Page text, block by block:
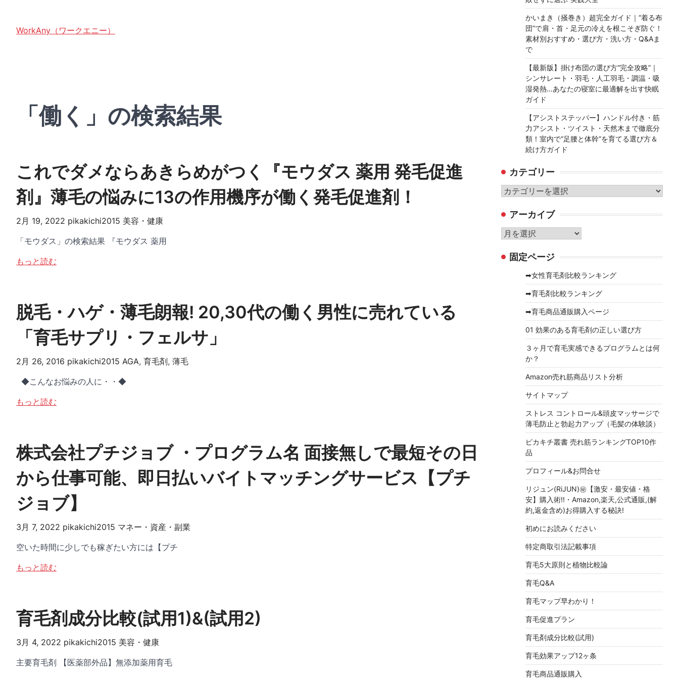
WorkAny（ワークエニー）
「働く」の検索結果
これでダメならあきらめがつく『モウダス 薬用 発毛促進
剤』薄毛の悩みに13の作用機序が働く発毛促進剤！
2月 19, 2022 pikakichi2015 美容・健康
「モウダス」の検索結果 『モウダス 薬用
もっと読む
脱毛・ハゲ・薄毛朗報! 20,30代の働く男性に売れている
「育毛サプリ・フェルサ」
2月 26, 2016 pikakichi2015 AGA, 育毛剤, 薄毛
◆こんなお悩みの人に・・◆
もっと読む
株式会社プチジョブ ・プログラム名 面接無しで最短その日
から仕事可能、即日払いバイトマッチングサービス【プチ
ジョブ】
3月 7, 2022 pikakichi2015 マネー・資産・副業
空いた時間に少しでも稼ぎたい方には【プチ
もっと読む
育毛剤成分比較(試用1)&(試用2)
3月 4, 2022 pikakichi2015 美容・健康
主要育毛剤 【医薬部外品】無添加薬用育毛
かいまき（掻巻き）超完全ガイド｜“着る布
団”で肩・首・足元の冷えを根こそぎ防ぐ！
素材別おすすめ・選び方・洗い方・Q&Aま
で
【最新版】掛け布団の選び方“完全攻略”｜
シンサレート・羽毛・人工羽毛・調温・吸
湿発熱…あなたの寝室に最適解を出す快眠
ガイド
【アシストステッパー】ハンドル付き・筋
力アシスト・ツイスト・天然木まで徹底分
類！室内で“足腰と体幹”を育てる選び方＆
続け方ガイド
カテゴリー
カ
ゴ
リ
ー
アーカイブ
ア
カ 固定ページ
➡女性育毛剤比較ランキング
➡育毛剤比較ランキング
➡育毛商品通販購入ページ
01 効果のある育毛剤の正しい選び方
３ヶ月で育毛実感できるプログラムとは何
か？
Amazon売れ筋商品リスト分析
サイトマップ
ストレス コントロール&頭皮マッサージで
薄毛防止と勃起力アップ（毛髪の体験談）
ピカキチ叢書 売れ筋ランキングTOP10作
品
プロフィール&お問合せ
リジュン(RiJUN)㊙【激安・最安値・格
安】購入術!!・Amazon,楽天,公式通販,(解
約,返金含め)お得購入する秘訣!
初めにお読みください
特定商取引法記載事項
育毛5大原則と植物比較論
育毛Q&A
育毛マップ早わかり！
育毛促進プラン
育毛剤成分比較(試用)
育毛効果アップ12ヶ条
育毛商品通販購入